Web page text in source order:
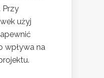
Przy
użyj
wpływa na